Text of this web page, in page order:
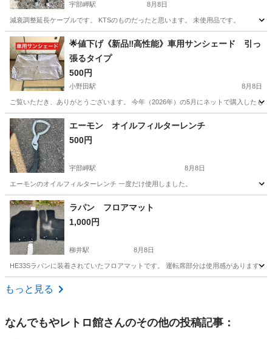
宇部岬駅 8月8日
減衰調整延長ケーブルです。 KTSのものだったと思います。 未使用品です。
山口 宇部市 宇部岬駅 パーツ
🌟値下げ《新品‼️高性能》車用サンシェード 引っ
張るタイプ
500円
小野田駅 8月8日
ご覧いただき、ありがとうございます。 今年（2026年）の5月にネットで購入したも
山口 山陽小野田市 小野田駅 内装、インテリア
サンシェード
エーモン オイルフィルターレンチ
500円
宇部岬駅 8月8日
エーモンのオイルフィルターレンチ 一度だけ使用しました。
山口 宇部市 宇部岬駅 メンテナンス用品
ラパン フロアマット
1,000円
柳井駅 8月8日
HE33Sラパンに装着されていたフロアマットです。 運転席部分は使用感があります。
山口 柳井市
もっと見る
なんでもやレトロ館さんのその他の投稿記事：